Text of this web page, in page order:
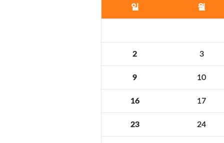
일 월
2 3
9 10
16 17
23 24